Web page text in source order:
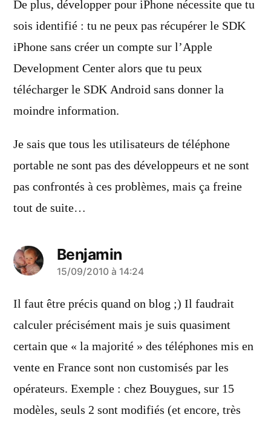
De plus, développer pour iPhone nécessite que tu
sois identifié : tu ne peux pas récupérer le SDK
iPhone sans créer un compte sur l’Apple
Development Center alors que tu peux
télécharger le SDK Android sans donner la
moindre information.
Je sais que tous les utilisateurs de téléphone
portable ne sont pas des développeurs et ne sont
pas confrontés à ces problèmes, mais ça freine
tout de suite…
Benjamin
a
dit :
15/09/2010 à 14:24
Il faut être précis quand on blog ;) Il faudrait
calculer précisément mais je suis quasiment
certain que « la majorité » des téléphones mis en
vente en France sont non customisés par les
opérateurs. Exemple : chez Bouygues, sur 15
modèles, seuls 2 sont modifiés (et encore, très